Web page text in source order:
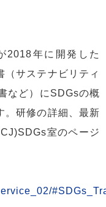
2018年に開発した
（サステナビリティ
など）にSDGsの概
。研修の詳細、最新
室のページ